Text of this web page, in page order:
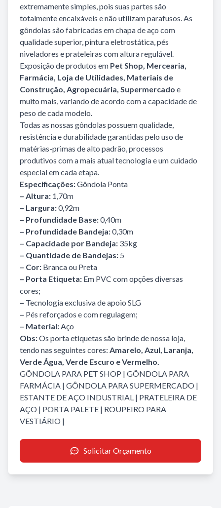
extremamente simples, pois suas partes são
totalmente encaixáveis e não utilizam parafusos. As
gôndolas são fabricadas em chapa de aço com
qualidade superior, pintura eletrostática, pés
niveladores e prateleiras com altura regulável.
Exposição de produtos em Pet Shop, Mercearia,
Farmácia, Loja de Utilidades, Materiais de
Construção, Agropecuária, Supermercado e
muito mais, variando de acordo com a capacidade de
peso de cada modelo.
Todas as nossas gôndolas possuem qualidade,
resistência e durabilidade garantidas pelo uso de
matérias-primas de alto padrão, processos
produtivos com a mais atual tecnologia e um cuidado
especial em cada etapa.
Especificações:Gôndola Ponta
– Altura: 1,70m
– Largura:0,92m
– Profundidade Base:0,40m
– Profundidade Bandeja:0,30m
– Capacidade por Bandeja: 35kg
– Quantidade de Bandejas: 5
– Cor: Branca ou Preta
– Porta Etiqueta: Em PVC com opções diversas
cores;
– Tecnologia exclusiva de apoio SLG
– Pés reforçados e com regulagem;
– Material:Aço
Obs:Os porta etiquetas são brinde de nossa loja,
tendo nas seguintes cores: Amarelo, Azul, Laranja,
Verde Água, Verde Escuro e Vermelho.
GÔNDOLA PARA PET SHOP | GÔNDOLA PARA
FARMÁCIA | GÔNDOLA PARA SUPERMERCADO |
ESTANTE DE AÇO INDUSTRIAL | PRATELEIRA DE
AÇO | PORTA PALETE | ROUPEIRO PARA
VESTIÁRIO |
Solicitar Orçamento